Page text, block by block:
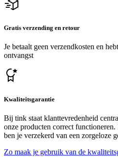
Gratis verzending en retour
Je betaalt geen verzendkosten en
ontvangst
Kwaliteitsgarantie
Bij tink staat klanttevredenheid
onze producten correct
ben je verzekerd van een zorgeloze
Zo maak je gebruik van de